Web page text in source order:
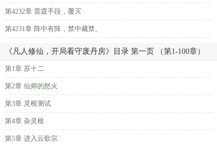
第4232章 雷霆手段，覆灭
第4231章 阵中有阵，禁中藏禁。
《凡人修仙，开局看守废丹房》目录 第一页 （第1-100章）
第1章 苏十二
第2章 仙师的怒火
第3章 灵根测试
第4章 杂灵根
第5章 进入云歌宗